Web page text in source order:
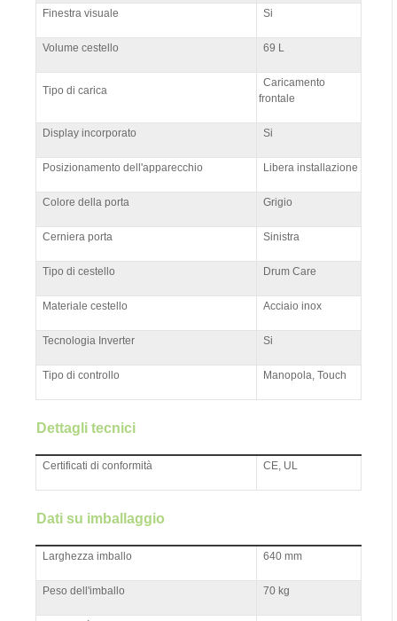
Finestra visuale Si
Volume cestello 69 L
Tipo di carica
Caricamento
frontale
Display incorporato Si
Posizionamento dell'apparecchio Libera installazione
Colore della porta Grigio
Cerniera porta Sinistra
Tipo di cestello Drum Care
Materiale cestello Acciaio inox
Tecnologia Inverter Si
Tipo di controllo Manopola, Touch
Dettagli tecnici
Certificati di conformità CE, UL
Dati su imballaggio
Larghezza imballo 640 mm
Peso dell'imballo 70 kg